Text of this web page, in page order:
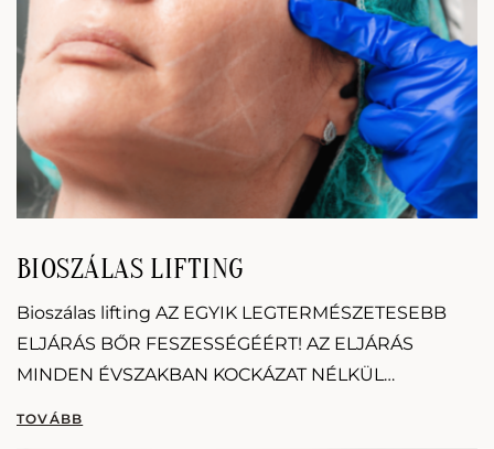
BIOSZÁLAS LIFTING
Bioszálas lifting AZ EGYIK LEGTERMÉSZETESEBB
ELJÁRÁS BŐR FESZESSÉGÉÉRT! AZ ELJÁRÁS
MINDEN ÉVSZAKBAN KOCKÁZAT NÉLKÜL